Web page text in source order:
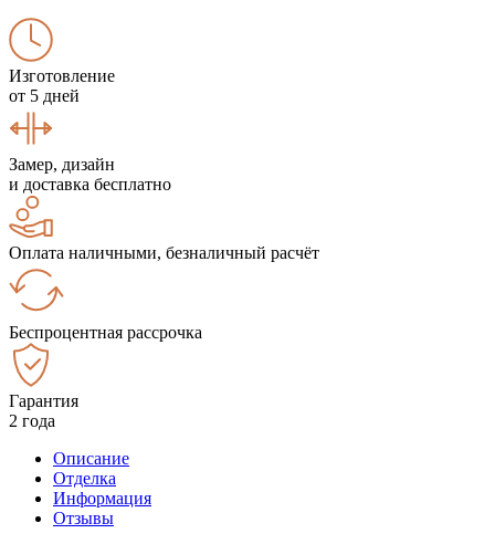
Изготовление
от 5 дней
Замер, дизайн
и доставка бесплатно
Оплата наличными, безналичный расчёт
Беспроцентная рассрочка
Гарантия
2 года
Описание
Отделка
Информация
Отзывы